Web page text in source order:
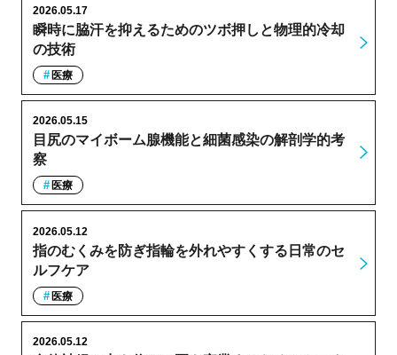
瞬時に脇汗を抑えるためのツボ押しと物理的冷却
の技術
2026.05.17
医療
目尻のマイボーム腺機能と細菌感染の解剖学的考
察
2026.05.15
医療
指のむくみを防ぎ指輪を外れやすくする日常のセ
ルフケア
2026.05.12
医療
2026.05.12